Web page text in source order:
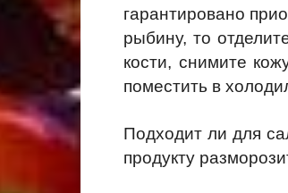
гарантировано
рыбину, то
кости, снимите
поместить в
Подходит ли для
продукту